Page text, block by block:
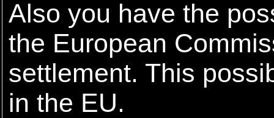
Also you have the
the European
settlement. This
in the EU.